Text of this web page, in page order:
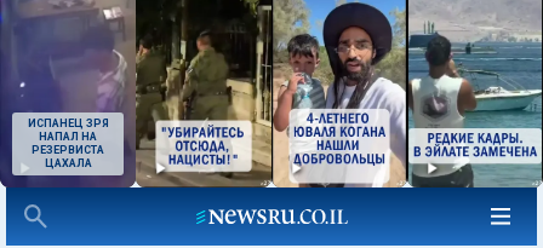
ИСПАНЕЦ ЗРЯ
НАПАЛ НА
РЕЗЕРВИСТА
ЦАХАЛА